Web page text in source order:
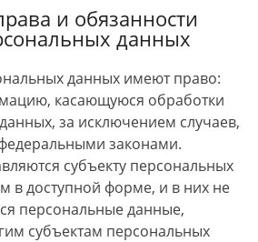
и обязанности
данных
данных имеют право:
касающуюся обработки
за исключением случаев,
законами.
субъекту персональных
в доступной форме, и в них не
персональные данные,
субъектам персональных